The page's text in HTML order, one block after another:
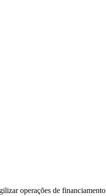
operações de financiamento